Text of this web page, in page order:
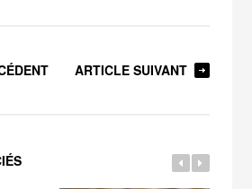
ARTICLE SUIVANT